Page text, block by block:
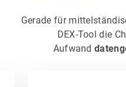
Gerade für
DEX-Tool die
Aufwand